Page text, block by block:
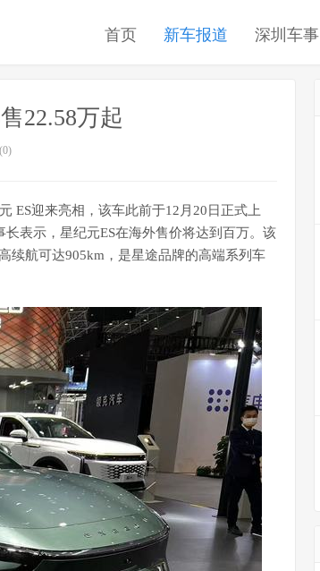
首页 新车报道 深圳车事
22.58万起
ES迎来亮相，该车此前于12月20日正式上
表示，星纪元ES在海外售价将达到百万。该
续航可达905km，是星途品牌的高端系列车